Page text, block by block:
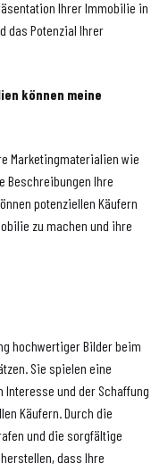
Ihrer Immobilie in
das Potenzial Ihrer
können meine
Marketingmaterialien wie
Beschreibungen Ihre
potenziellen Käufern
zu machen und ihre
hochwertiger Bilder beim
Sie spielen eine
Interesse und der Schaffung
Käufern. Durch die
und die sorgfältige
dass Ihre